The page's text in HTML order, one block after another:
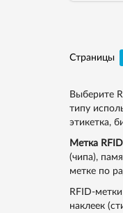
Страницы
Выберите
типу
этикетка,
Метка
(чипа),
метке по
RFID-
наклеек